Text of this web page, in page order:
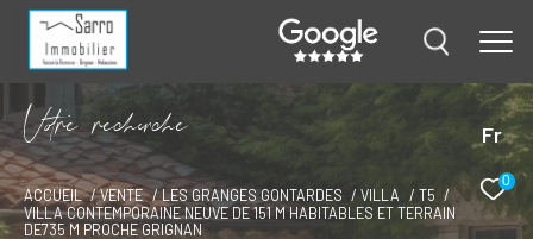
Fr
0
Vore recece
ACCUEIL VENTE LES GRANGES GONTARDES VILLA
T5
VILLA CONTEMPORAINE NEUVE DE 151 M HABITABLES ET TERRAIN
DE735 M PROCHE GRIGNAN